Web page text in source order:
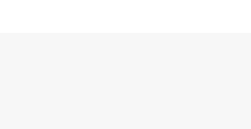
В вертикальных